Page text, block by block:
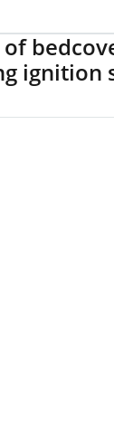
ignition